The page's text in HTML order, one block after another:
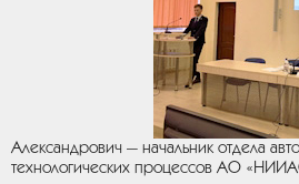
Александрович — начальник отдела
технологических процессов АО